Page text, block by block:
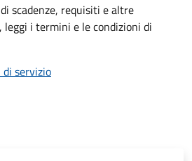
scadenze, requisiti e altre
i termini e le condizioni di
servizio